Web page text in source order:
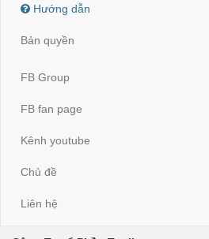
Hướng dẫn
Bản quyền
FB Group
FB fan page
Kênh youtube
Chủ đề
Liên hệ